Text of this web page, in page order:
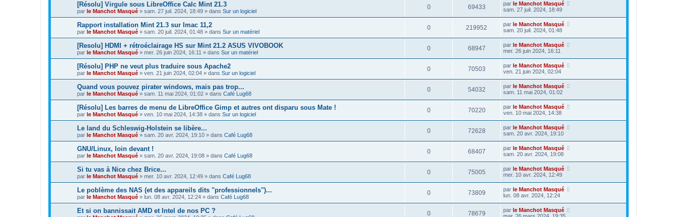
[Résolu] Virgule sous LibreOffice Calc Mint 21.3
par le Manchot Masqué » sam. 27 juil. 2024, 18:49 » dans Sur un logiciel
0 69433 par le Manchot Masqué
sam. 27 juil. 2024, 18:49
Rapport installation Mint 21.3 sur Imac 11,2
par le Manchot Masqué » sam. 20 juil. 2024, 01:48 » dans Sur un matériel
0 219952 par le Manchot Masqué
sam. 20 juil. 2024, 01:48
[Resolu] HDMI + rétroéclairage HS sur Mint 21.2 ASUS VIVOBOOK
par le Manchot Masqué » mer. 26 juin 2024, 16:11 » dans Sur un matériel
0 68947 par le Manchot Masqué
mer. 26 juin 2024, 16:11
[Résolu] PHP ne veut plus traduire sous Apache2
par le Manchot Masqué » ven. 21 juin 2024, 02:04 » dans Sur un logiciel
0 70503 par le Manchot Masqué
ven. 21 juin 2024, 02:04
Quand vous pouvez pirater windows, mais pas trop...
par le Manchot Masqué » sam. 11 mai 2024, 01:02 » dans Café Lug68
0 54032 par le Manchot Masqué
sam. 11 mai 2024, 01:02
[Résolu] Les barres de menu de LibreOffice Gimp et autres ont disparu sous Mate !
par le Manchot Masqué » ven. 10 mai 2024, 14:38 » dans Sur un logiciel
0 70220 par le Manchot Masqué
ven. 10 mai 2024, 14:38
Le land du Schleswig-Holstein se libère...
par le Manchot Masqué » sam. 20 avr. 2024, 19:10 » dans Café Lug68
0 72628 par le Manchot Masqué
sam. 20 avr. 2024, 19:10
GNU/Linux, loin devant !
par le Manchot Masqué » sam. 20 avr. 2024, 19:08 » dans Café Lug68
0 68407 par le Manchot Masqué
sam. 20 avr. 2024, 19:08
Si tu vas à Nice chez Brice...
par le Manchot Masqué » mer. 10 avr. 2024, 12:49 » dans Café Lug68
0 75005 par le Manchot Masqué
mer. 10 avr. 2024, 12:49
Le poblème des NAS (et des appareils dits "professionnels")...
par le Manchot Masqué » lun. 08 avr. 2024, 12:24 » dans Café Lug68
0 73809 par le Manchot Masqué
lun. 08 avr. 2024, 12:24
Et si on bannissait AMD et Intel de nos PC ? 0 78679 par le Manchot Masqué